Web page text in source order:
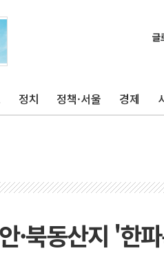
정치 정책·서울 경제
·북동산지 '한